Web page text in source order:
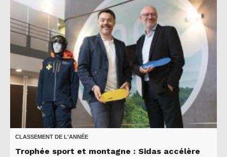
CLASSEMENT DE L'ANNÉE
Trophée sport et montagne : Sidas accélère